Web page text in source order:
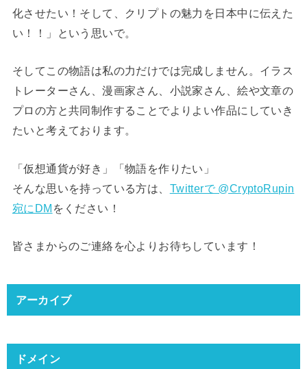
化させたい！そして、クリプトの魅力を日本中に伝えた
い！！」という思いで。
そしてこの物語は私の力だけでは完成しません。イラス
トレーターさん、漫画家さん、小説家さん、絵や文章の
プロの方と共同制作することでよりよい作品にしていき
たいと考えております。
「仮想通貨が好き」「物語を作りたい」
そんな思いを持っている方は、 Twitterで @CryptoRupin
宛にDM をください！
皆さまからのご連絡を心よりお待ちしています！
アーカイブ
ドメイン